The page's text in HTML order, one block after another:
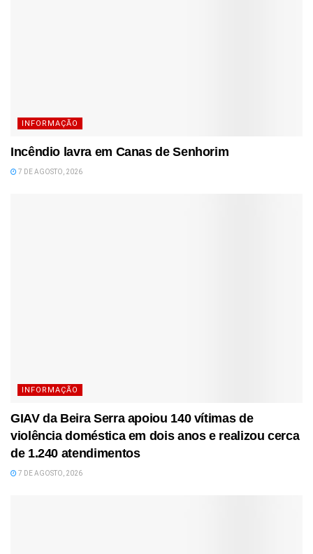
INFORMAÇÃO
Incêndio lavra em Canas de Senhorim
7 DE AGOSTO, 2026
INFORMAÇÃO
GIAV da Beira Serra apoiou 140 vítimas de
violência doméstica em dois anos e realizou cerca
de 1.240 atendimentos
7 DE AGOSTO, 2026